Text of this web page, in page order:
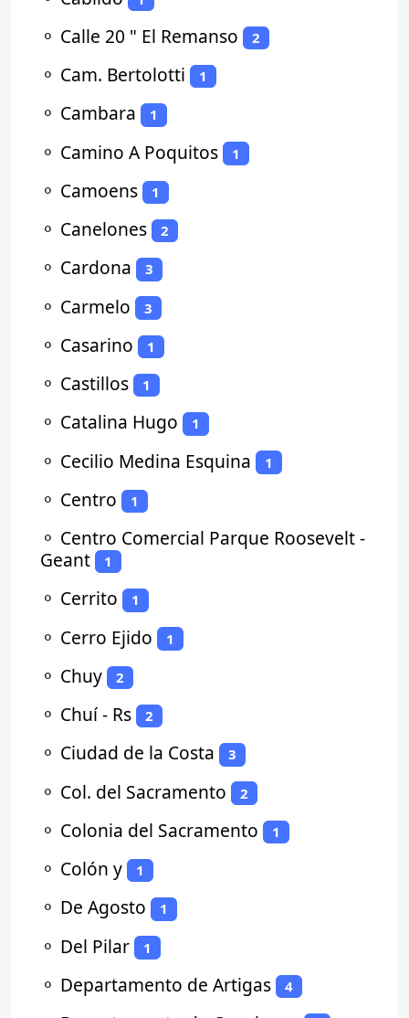
⚬ Calle 20 " El Remanso 2
⚬ Cam. Bertolotti 1
⚬ Cambara 1
⚬ Camino A Poquitos 1
⚬ Camoens 1
⚬ Canelones 2
⚬ Cardona 3
⚬ Carmelo 3
⚬ Casarino 1
⚬ Castillos 1
⚬ Catalina Hugo 1
⚬ Cecilio Medina Esquina 1
⚬ Centro 1
⚬ Centro Comercial Parque Roosevelt -
Geant
1
⚬ Cerrito 1
⚬ Cerro Ejido 1
⚬ Chuy 2
⚬ Chuí - Rs 2
⚬ Ciudad de la Costa 3
⚬ Col. del Sacramento 2
⚬ Colonia del Sacramento 1
⚬ Colón y 1
⚬ De Agosto 1
⚬ Del Pilar 1
⚬ Departamento de Artigas 4